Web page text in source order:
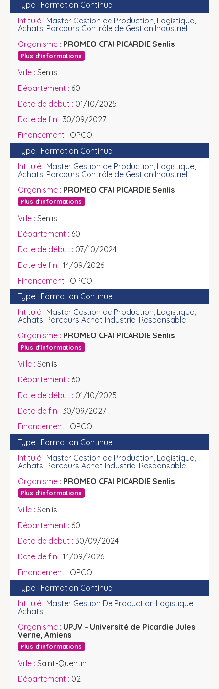
Formation Continue
Master Gestion de Production, Logistique,
Achats, Parcours Contrôle de Gestion Industriel
PROMEO CFAI PICARDIE Senlis
Plus d'informations
Senlis
60
01/10/2025
30/09/2027
OPCO
Formation Continue
Master Gestion de Production, Logistique,
Achats, Parcours Contrôle de Gestion Industriel
PROMEO CFAI PICARDIE Senlis
Plus d'informations
Senlis
60
07/10/2024
14/09/2026
OPCO
Formation Continue
Master Gestion de Production, Logistique,
Achats, Parcours Achat Industriel Responsable
PROMEO CFAI PICARDIE Senlis
Plus d'informations
Senlis
60
01/10/2025
30/09/2027
OPCO
Formation Continue
Master Gestion de Production, Logistique,
Achats, Parcours Achat Industriel Responsable
PROMEO CFAI PICARDIE Senlis
Plus d'informations
Senlis
60
30/09/2024
14/09/2026
OPCO
Formation Continue
Master Gestion De Production Logistique
Achats
UPJV - Université de Picardie Jules
Verne, Amiens
Plus d'informations
Saint-Quentin
02